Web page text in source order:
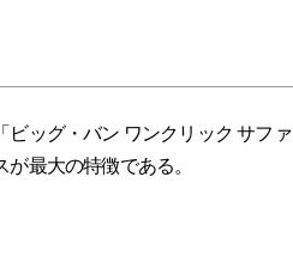
ビッグ・バン ワンクリック サフ
が最大の特徴である。